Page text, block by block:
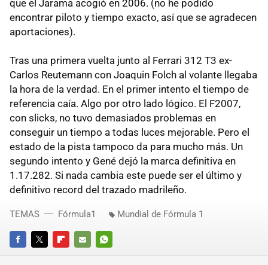
que el Jarama acogió en 2006. (no he podido
encontrar piloto y tiempo exacto, así que se agradecen
aportaciones).
Tras una primera vuelta junto al Ferrari 312 T3 ex-
Carlos Reutemann con Joaquin Folch al volante llegaba
la hora de la verdad. En el primer intento el tiempo de
referencia caía. Algo por otro lado lógico. El F2007,
con slicks, no tuvo demasiados problemas en
conseguir un tiempo a todas luces mejorable. Pero el
estado de la pista tampoco da para mucho más. Un
segundo intento y Gené dejó la marca definitiva en
1.17.282. Si nada cambia este puede ser el último y
definitivo record del trazado madrileño.
FACEBOOKTWITTERFLIPBOARD
E-
WHATSAPP
TEMAS Fórmula1 Mundial de Fórmula 1